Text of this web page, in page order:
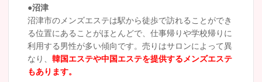
●沼津
沼津市のメンズエステは駅から徒歩で訪れることができ
る位置にあることがほとんどで、仕事帰りや学校帰りに
利用する男性が多い傾向です。売りはサロンによって異
なり、 韓国エステや中国エステを提供するメンズエステ
もあります。